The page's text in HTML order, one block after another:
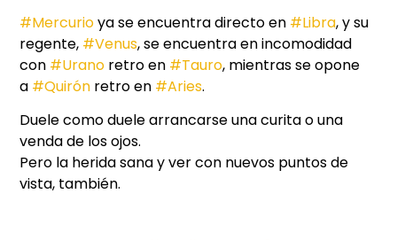
#Mercurioya se encuentra directo en #Libra, y su
regente, #Venus, se encuentra en incomodidad
con #Urano retro en #Tauro, mientras se opone
a #Quirón retro en #Aries.
Duele como duele arrancarse una curita o una
venda de los ojos.
Pero la herida sana y ver con nuevos puntos de
vista, también.